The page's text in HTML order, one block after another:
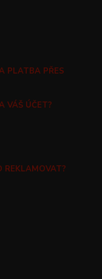
PLATBA PŘES
VÁŠ ÚČET?
REKLAMOVAT?